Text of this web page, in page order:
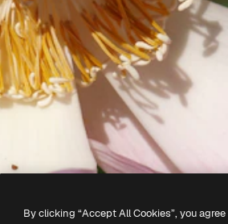
By clicking “Accept All Cookies”, you